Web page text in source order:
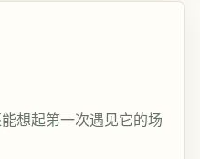
想起第一次遇见它的场